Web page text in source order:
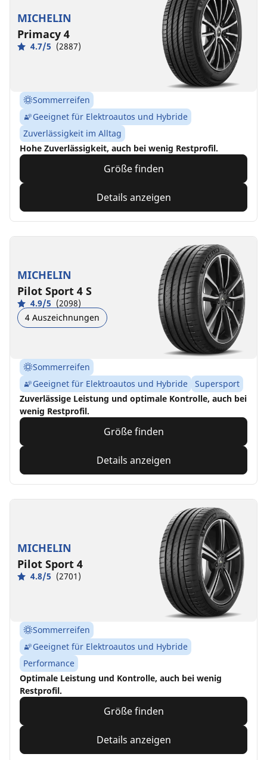
MICHELIN
Primacy 4
4.7/5 (2887)
Sommerreifen
Geeignet für Elektroautos und Hybride
Zuverlässigkeit im Alltag
Hohe Zuverlässigkeit, auch bei wenig Restprofil.
Größe finden
Details anzeigen
MICHELIN
Pilot Sport 4 S
4.9/5 (2098)
4 Auszeichnungen
Sommerreifen
Geeignet für Elektroautos und Hybride
Supersport
Zuverlässige Leistung und optimale Kontrolle, auch bei
wenig Restprofil.
Größe finden
Details anzeigen
MICHELIN
Pilot Sport 4
4.8/5 (2701)
Sommerreifen
Geeignet für Elektroautos und Hybride
Performance
Optimale Leistung und Kontrolle, auch bei wenig
Restprofil.
Größe finden
Details anzeigen